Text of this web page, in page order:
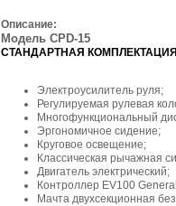
Описание:
Модель CPD-15
СТАНДАРТНАЯ
Электроусилитель руля;
Регулируемая рулевая
Многофункциональный
Эргономичное сидение;
Круговое освещение;
Классическая рычажная
Двигатель электрический;
Контроллер EV100
Мачта двухсекционная